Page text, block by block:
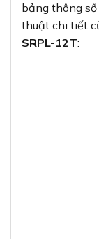
bảng thông
thuật chi tiết
SRPL-12T: